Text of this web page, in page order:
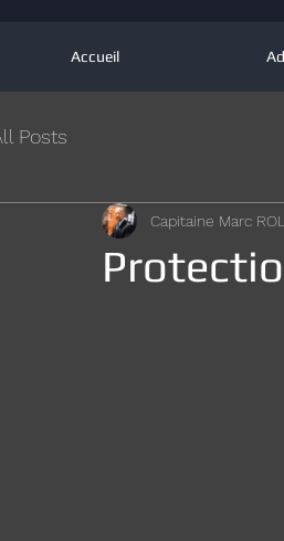
Accueil
Posts
Capitaine Marc